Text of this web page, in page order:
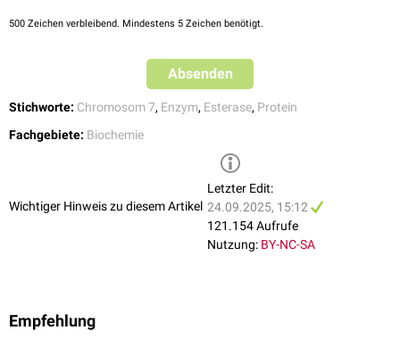
Dieser Aufbau gleicht anderenSerinproteasen, nur das Glutamat statt
Chiralitätals andere Proteasen.
500 Zeichen verbleibend. Mindestens 5 Zeichen benötigt.
Absenden
Stichworte: Chromosom 7, Enzym, Esterase, Protein
Fachgebiete: Biochemie
Wichtiger Hinweis zu diesem Artikel
Letzter Edit:
24.09.2025, 15:12
121.154 Aufrufe
Nutzung: BY-NC-SA
Empfehlung